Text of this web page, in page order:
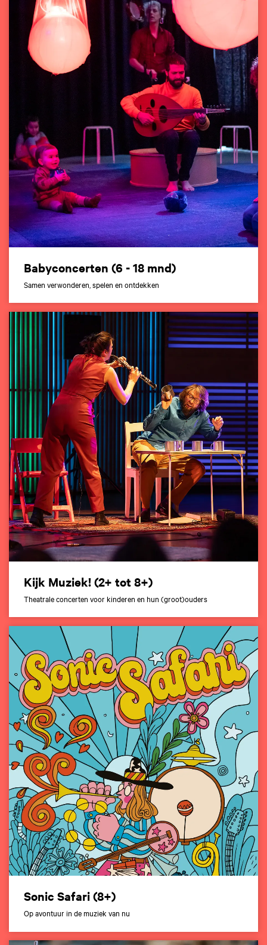
Babyconcerten (6 - 18 mnd)
Samen verwonderen, spelen en ontdekken
Kijk Muziek! (2+ tot 8+)
Theatrale concerten voor kinderen en hun (groot)ouders
Sonic Safari (8+)
Op avontuur in de muziek van nu